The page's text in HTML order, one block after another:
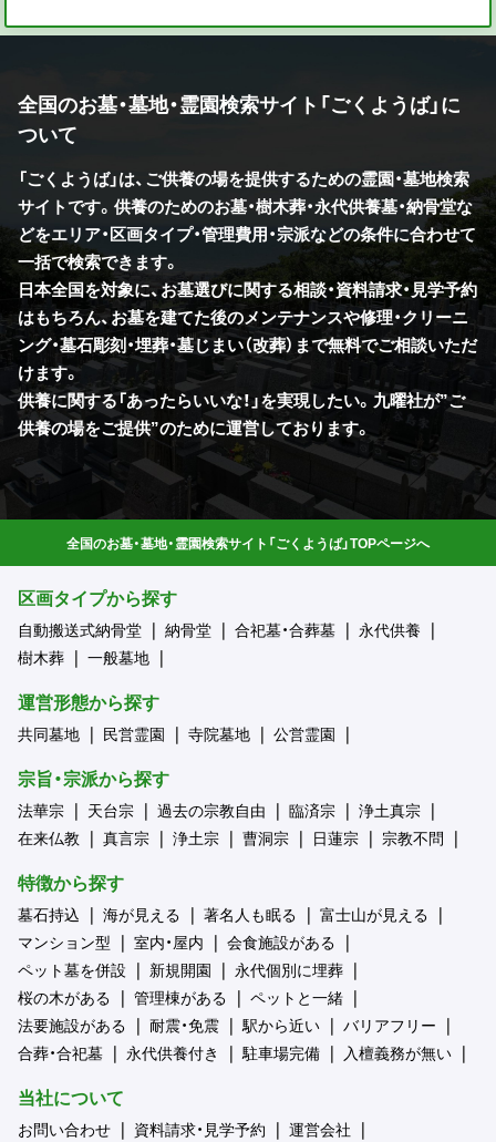
全国のお墓・墓地・霊園検索サイト「ごくようば」に
ついて
「ごくようば」は、ご供養の場を提供するための霊園・墓地検索
サイトです。供養のためのお墓・樹木葬・永代供養墓・納骨堂な
どをエリア・区画タイプ・管理費用・宗派などの条件に合わせて
一括で検索できます。
日本全国を対象に、お墓選びに関する相談・資料請求・見学予約
はもちろん、お墓を建てた後のメンテナンスや修理・クリーニ
ング・墓石彫刻・埋葬・墓じまい（改葬）まで無料でご相談いただ
けます。
供養に関する「あったらいいな！」を実現したい。九曜社が”ご
供養の場をご提供”のために運営しております。
全国のお墓・墓地・霊園検索サイト「ごくようば」TOPページへ
区画タイプから探す
自動搬送式納骨堂 納骨堂 合祀墓・合葬墓
永代供養
樹木葬
一般墓地
運営形態から探す
共同墓地 民営霊園 寺院墓地 公営霊園
宗旨・宗派から探す
法華宗 天台宗 過去の宗教自由 臨済宗
浄土真宗
在来仏教
真言宗 浄土宗 曹洞宗 日蓮宗 宗教不問
特徴から探す
墓石持込 海が見える 著名人も眠る
富士山が見える
マンション型
室内・屋内
会食施設がある
ペット墓を併設
新規開園
永代個別に埋葬
桜の木がある
管理棟がある
ペットと一緒
法要施設がある
耐震・免震 駅から近い
バリアフリー
合葬・合祀墓
永代供養付き 駐車場完備 入檀義務が無い
当社について
お問い合わせ 資料請求・見学予約 運営会社